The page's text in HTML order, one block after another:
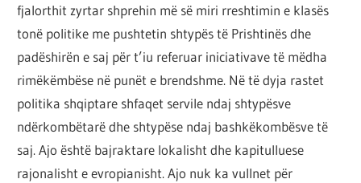
fjalorthit zyrtar shprehin më së miri rreshtimin e klasës
tonë politike me pushtetin shtypës të Prishtinës dhe
padëshirën e saj për t’iu referuar iniciativave të mëdha
rimëkëmbëse në punët e brendshme. Në të dyja rastet
politika shqiptare shfaqet servile ndaj shtypësve
ndërkombëtarë dhe shtypëse ndaj bashkëkombësve të
saj. Ajo është bajraktare lokalisht dhe kapitulluese
rajonalisht e evropianisht. Ajo nuk ka vullnet për